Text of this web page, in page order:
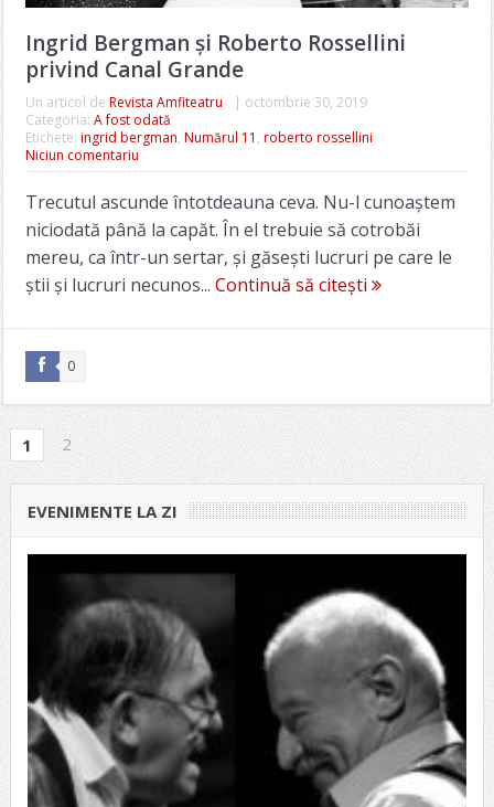
Ingrid Bergman și Roberto Rossellini
privind Canal Grande
Un articol de Revista Amfiteatru | octombrie 30, 2019
Categoria: A fost odată
Etichete: ingrid bergman, Numărul 11 , roberto rossellini
Niciun comentariu
Trecutul ascunde întotdeauna ceva. Nu-l cunoaștem
niciodată până la capăt. În el trebuie să cotrobăi
mereu, ca într-un sertar, și găsești lucruri pe care le
știi și lucruri necunos... Continuă să citești
0
1 2
EVENIMENTE LA ZI